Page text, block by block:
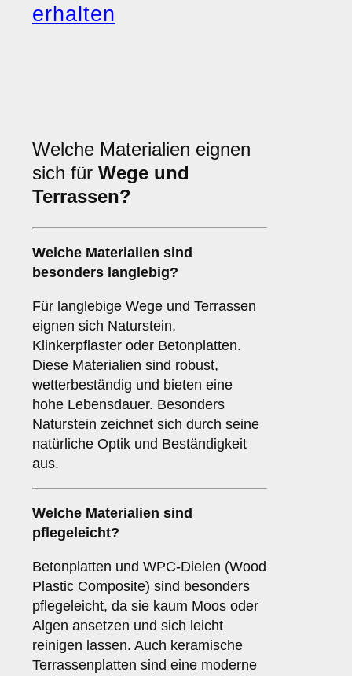
erhalten
Welche Materialien eignen
sich für Wege und
Terrassen?
Welche Materialien sind
besonders langlebig?
Für langlebige Wege und Terrassen
eignen sich Naturstein,
Klinkerpflaster oder Betonplatten.
Diese Materialien sind robust,
wetterbeständig und bieten eine
hohe Lebensdauer. Besonders
Naturstein zeichnet sich durch seine
natürliche Optik und Beständigkeit
aus.
Welche Materialien sind
pflegeleicht?
Betonplatten und WPC-Dielen (Wood
Plastic Composite) sind besonders
pflegeleicht, da sie kaum Moos oder
Algen ansetzen und sich leicht
reinigen lassen. Auch keramische
Terrassenplatten sind eine moderne